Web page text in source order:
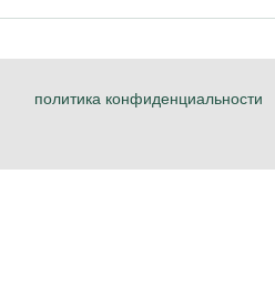
политика конфиденциальности